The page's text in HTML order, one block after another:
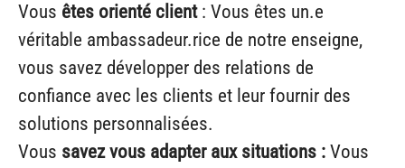
Vous êtes orienté client: Vous êtes un.e
véritable ambassadeur.rice de notre enseigne,
vous savez développer des relations de
confiance avec les clients et leur fournir des
solutions personnalisées.
Vous savez vous adapter aux situations : Vous